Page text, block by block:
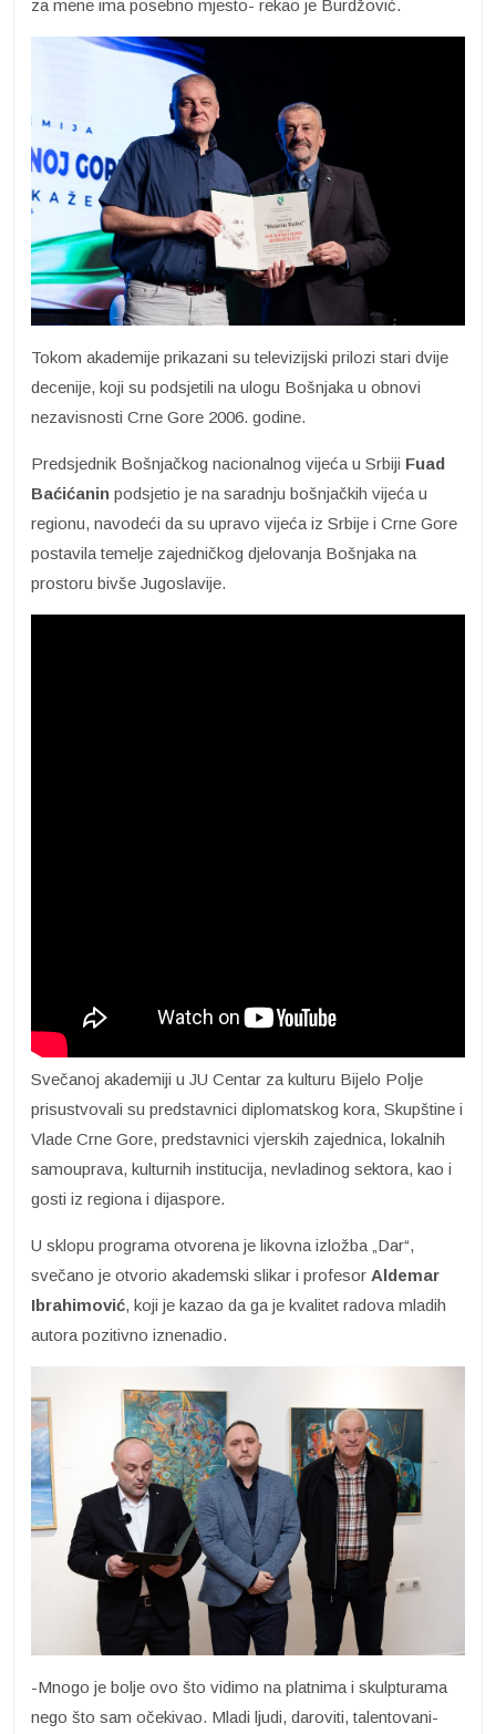
za mene ima posebno mjesto- rekao je Burdžović.
Tokom akademije prikazani su televizijski prilozi stari dvije
decenije, koji su podsjetili na ulogu Bošnjaka u obnovi
nezavisnosti Crne Gore 2006. godine.
Predsjednik Bošnjačkog nacionalnog vijeća u Srbiji Fuad
Baćićanin podsjetio je na saradnju bošnjačkih vijeća u
regionu, navodeći da su upravo vijeća iz Srbije i Crne Gore
postavila temelje zajedničkog djelovanja Bošnjaka na
prostoru bivše Jugoslavije.
Svečanoj akademiji u JU Centar za kulturu Bijelo Polje
prisustvovali su predstavnici diplomatskog kora, Skupštine i
Vlade Crne Gore, predstavnici vjerskih zajednica, lokalnih
samouprava, kulturnih institucija, nevladinog sektora, kao i
gosti iz regiona i dijaspore.
U sklopu programa otvorena je likovna izložba „Dar“,
svečano je otvorio akademski slikar i profesor Aldemar
Ibrahimović, koji je kazao da ga je kvalitet radova mladih
autora pozitivno iznenadio.
-Mnogo je bolje ovo što vidimo na platnima i skulpturama
nego što sam očekivao. Mladi ljudi, daroviti, talentovani-